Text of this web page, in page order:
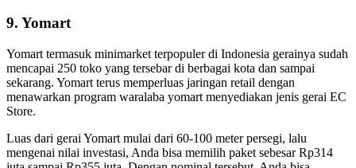
9. Yomart
Yomart termasuk minimarket terpopuler di Indonesia gerainya sudah
mencapai 250 toko yang tersebar di berbagai kota dan sampai
sekarang. Yomart terus memperluas jaringan retail dengan
menawarkan program waralaba yomart menyediakan jenis gerai EC
Store.
Luas dari gerai Yomart mulai dari 60-100 meter persegi, lalu
mengenai nilai investasi, Anda bisa memilih paket sebesar Rp314